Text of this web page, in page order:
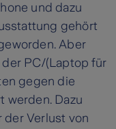
und dazu
gehört
Aber
PC/(Laptop für
gegen die
werden. Dazu
der Verlust von